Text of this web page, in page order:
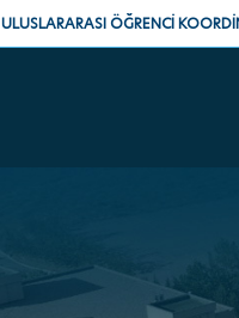
ULUSLARARASI ÖĞRENCİ